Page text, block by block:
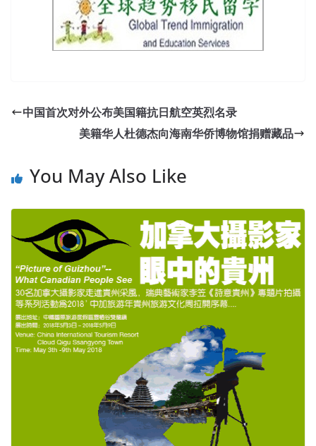
中国首次对外公布美国籍抗日航空英烈名录
美籍华人杜德杰向海南华侨博物馆捐赠藏品
You May Also Like